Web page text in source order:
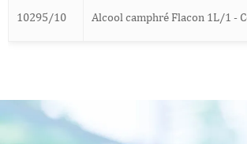
10295/10 Alcool camphré Flacon 1L/1 -